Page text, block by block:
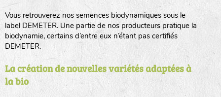
Vous retrouverez nos semences biodynamiques sous le
label DEMETER. Une partie de nos producteurs pratique la
biodynamie, certains d’entre eux n’étant pas certifiés
DEMETER.
La création de nouvelles variétés adaptées à
la bio
: Engrais vert
L: Légumes
A: Aromatiques
BEL : Code de la variété
(Ici Belle de nuit)
20 : Année de récolte(ici 2020)
BPA : Initiales du producteur ou du fournisseur de la